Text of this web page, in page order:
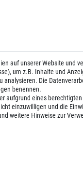
auf unserer Website und
um z.B. Inhalte und
analysieren. Die
benennen.
aufgrund eines
einzuwilligen und die
weitere Hinweise zur